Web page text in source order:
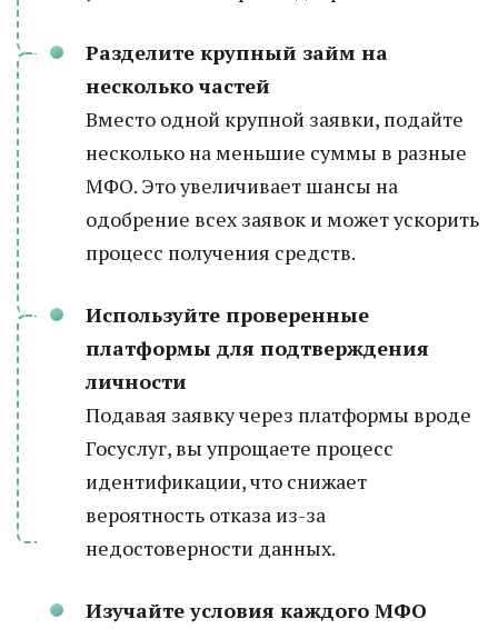
Разделите крупный займ на
несколько частей
Вместо одной крупной заявки, подайте
несколько на меньшие суммы в разные
МФО. Это увеличивает шансы на
одобрение всех заявок и может ускорить
процесс получения средств.
Используйте проверенные
платформы для подтверждения
личности
Подавая заявку через платформы вроде
Госуслуг, вы упрощаете процесс
идентификации, что снижает
вероятность отказа из-за
недостоверности данных.
Изучайте условия каждого МФО